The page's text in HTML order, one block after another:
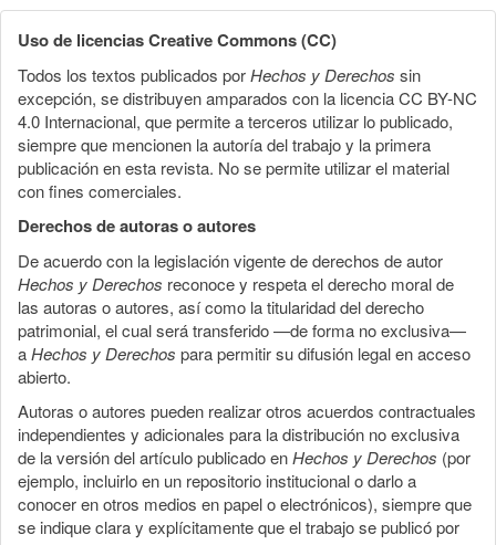
Uso de licencias Creative Commons (CC)
Todos los textos publicados porHechos y Derechos sin
excepción, se distribuyen amparados con la licencia CC BY-NC
4.0 Internacional, que permite a terceros utilizar lo publicado,
siempre que mencionen la autoría del trabajo y la primera
publicación en esta revista. No se permite utilizar el material
con fines comerciales.
Derechos de autoras o autores
De acuerdo con la legislación vigente de derechos de autor
Hechos y Derechos reconoce y respeta el derecho moral de
las autoras o autores, así como la titularidad del derecho
patrimonial, el cual será transferido —de forma no exclusiva—
aHechos y Derechos para permitir su difusión legal en acceso
abierto.
Autoras o autores pueden realizar otros acuerdos contractuales
independientes y adicionales para la distribución no exclusiva
de la versión del artículo publicado enHechos y Derechos (por
ejemplo, incluirlo en un repositorio institucional o darlo a
conocer en otros medios en papel o electrónicos), siempre que
se indique clara y explícitamente que el trabajo se publicó por